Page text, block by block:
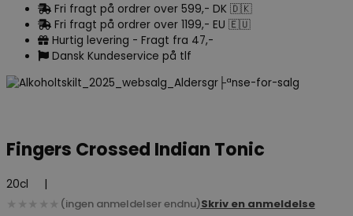
Fri fragt på ordrer over 599,- DK 🇩🇰
Fri fragt på ordrer over 1199,- EU 🇪🇺
Hurtig levering - Fragt fra 47,-
Dansk Kundeservice på tlf
Fingers Crossed Indian Tonic
20cl
★★★★★ (ingen anmeldelser endnu)Skriv en anmeldelse